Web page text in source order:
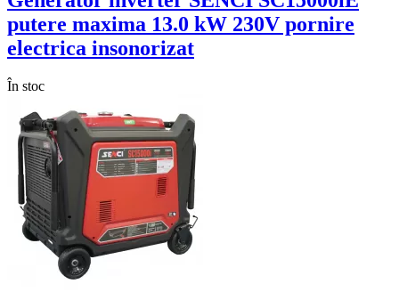
putere maxima 13.0 kW 230V pornire
electrica insonorizat
În stoc